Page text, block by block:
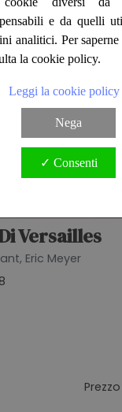
Versailles
Eric Meyer
e da quelli
analitici. Per
la cookie policy.
Leggi la cookie policy
Nega
✓ Consenti